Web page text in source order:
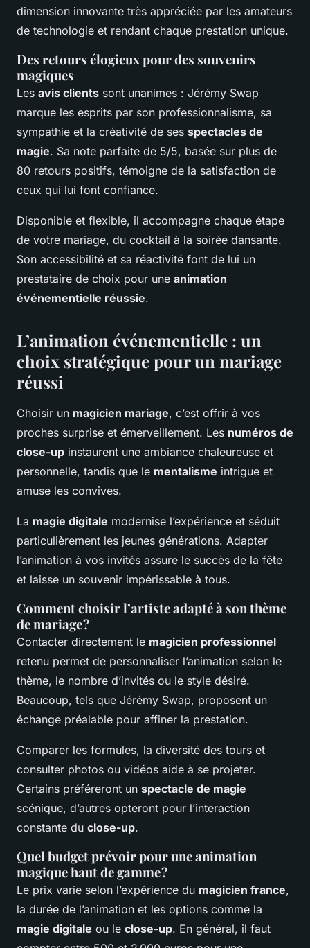
dimension innovante très appréciée par les amateurs
de technologie et rendant chaque prestation unique.
Des retours élogieux pour des souvenirs
magiques
Les avis clients sont unanimes : Jérémy Swap
marque les esprits par son professionnalisme, sa
sympathie et la créativité de ses spectacles de
magie. Sa note parfaite de 5/5, basée sur plus de
80 retours positifs, témoigne de la satisfaction de
ceux qui lui font confiance.
Disponible et flexible, il accompagne chaque étape
de votre mariage, du cocktail à la soirée dansante.
Son accessibilité et sa réactivité font de lui un
prestataire de choix pour une animation
événementielle réussie.
L’animation événementielle : un
choix stratégique pour un mariage
réussi
Choisir un magicien mariage, c’est offrir à vos
proches surprise et émerveillement. Les numéros de
close-up instaurent une ambiance chaleureuse et
personnelle, tandis que le mentalisme intrigue et
amuse les convives.
La magie digitale modernise l’expérience et séduit
particulièrement les jeunes générations. Adapter
l’animation à vos invités assure le succès de la fête
et laisse un souvenir impérissable à tous.
Comment choisir l’artiste adapté à son thème
de mariage ?
Contacter directement le magicien professionnel
retenu permet de personnaliser l’animation selon le
thème, le nombre d’invités ou le style désiré.
Beaucoup, tels que Jérémy Swap, proposent un
échange préalable pour affiner la prestation.
Comparer les formules, la diversité des tours et
consulter photos ou vidéos aide à se projeter.
Certains préféreront un spectacle de magie
scénique, d’autres opteront pour l’interaction
constante du close-up.
Quel budget prévoir pour une animation
magique haut de gamme ?
Le prix varie selon l’expérience du magicien france,
la durée de l’animation et les options comme la
magie digitale ou le close-up. En général, il faut